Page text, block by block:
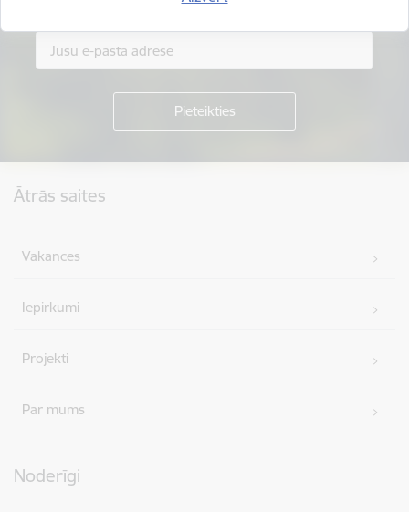
Ātrās saites
Vakances
Iepirkumi
Projekti
Par mums
Noderīgi